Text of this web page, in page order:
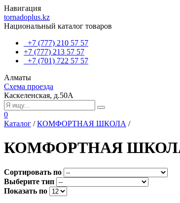
Навигация
tornadoplus.kz
Национальный каталог товаров
+7 (777) 210 57 57
+7 (777) 213 57 57
+7 (701) 722 57 57
Алматы
Схема проезда
Каскеленская, д.50А
0
Каталог /КОМФОРТНАЯ ШКОЛА /
КОМФОРТНАЯ
Сортировать по
Выберите тип
Показать по